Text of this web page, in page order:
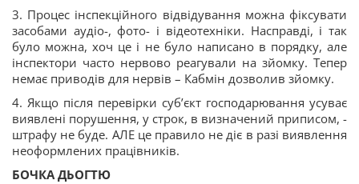
3. Процес інспекційного відвідування можна фіксувати
засобами аудіо-, фото- і відеотехніки. Насправді, і так
було можна, хоч це і не було написано в порядку, але
інспектори часто нервово реагували на зйомку. Тепер
немає приводів для нервів – Кабмін дозволив зйомку.
4. Якщо після перевірки суб’єкт господарювання усуває
виявлені порушення, у строк, в визначений приписом, -
штрафу не буде. АЛЕ це правило не діє в разі виявлення
неоформлених працівників.
БОЧКА ДЬОГТЮ